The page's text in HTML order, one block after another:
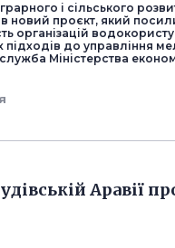
і сільського
новий проєкт, який
організацій
до управління
Міністерства
Аравії